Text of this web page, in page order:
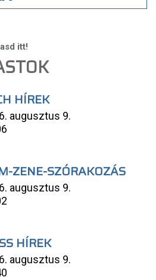
HÍREK
augusztus 9.
ZENE-SZÓRAKOZÁS
augusztus 9.
HÍREK
augusztus 9.